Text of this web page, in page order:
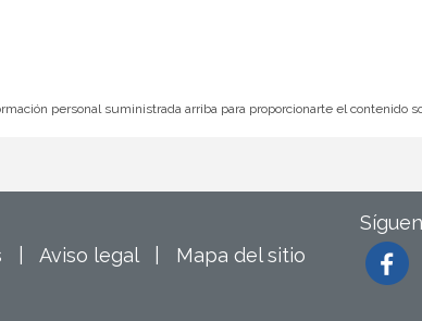
personal suministrada arriba para proporcionarte el contenido
| Aviso legal| Mapa del sitio